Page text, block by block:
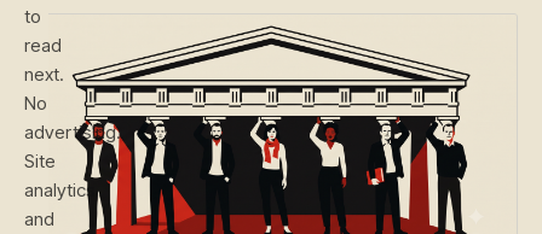
to
read
next.
No
advertising.
Site
analytics
and